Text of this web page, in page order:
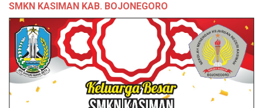
SMKN KASIMAN KAB. BOJONEGORO